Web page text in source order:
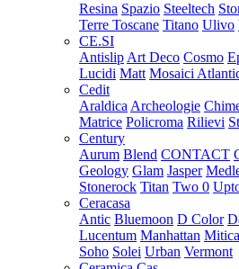
Resina Spazio Steeltech
Terre Toscane Titano Ulivo
CE.SI
Antislip Art Deco Cosmo
Lucidi Matt Mosaici
Cedit
Araldica Archeologie
Matrice Policroma Rilievi
Century
Aurum Blend CONTACT
Geology Glam Jasper
Stonerock Titan Two 0
Ceracasa
Antic Bluemoon D Color
Lucentum Manhattan Mitica
Soho Solei Urban Vermont